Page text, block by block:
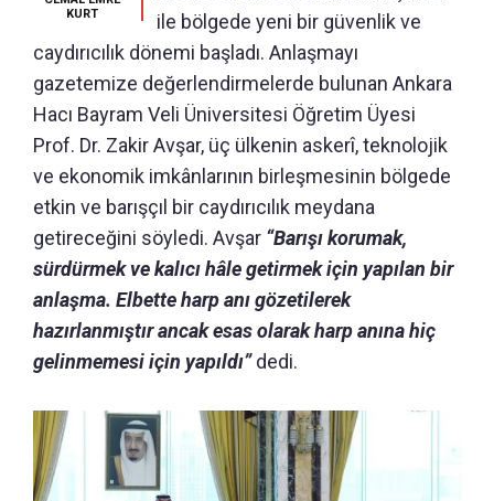
KURT
ile bölgede yeni bir güvenlik ve
caydırıcılık dönemi başladı. Anlaşmayı
gazetemize değerlendirmelerde bulunan Ankara
Hacı Bayram Veli Üniversitesi Öğretim Üyesi
Prof. Dr. Zakir Avşar, üç ülkenin askerî, teknolojik
ve ekonomik imkânlarının birleşmesinin bölgede
etkin ve barışçıl bir caydırıcılık meydana
getireceğini söyledi. Avşar “Barışı korumak,
sürdürmek ve kalıcı hâle getirmek için yapılan bir
anlaşma. Elbette harp anı gözetilerek
hazırlanmıştır ancak esas olarak harp anına hiç
gelinmemesi için yapıldı”dedi.